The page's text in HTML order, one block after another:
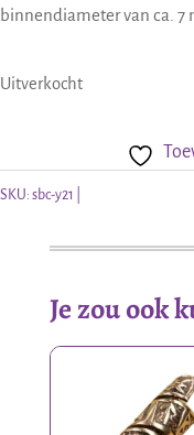
binnendiameter van ca. 7
Uitverkocht
SKU: sbc-y21
Je zou ook